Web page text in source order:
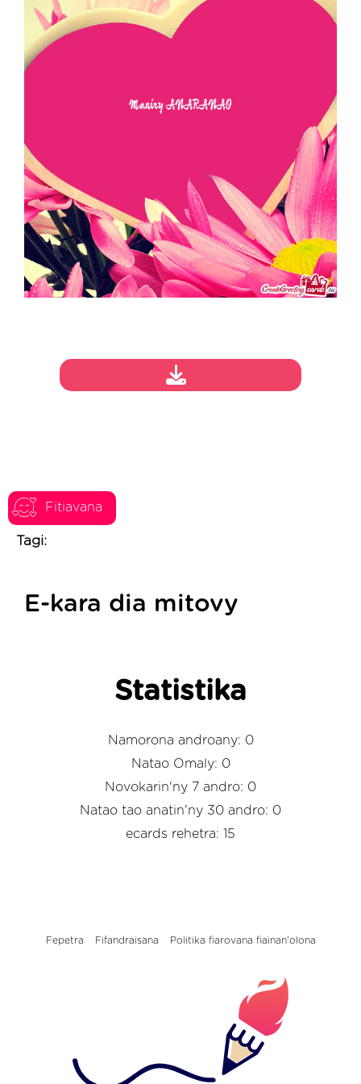
Fitiavana
Tagi:
E-kara dia mitovy
Statistika
Namorona androany: 0
Natao Omaly: 0
Novokarin'ny 7 andro: 0
Natao tao anatin'ny 30 andro: 0
ecards rehetra: 15
Fepetra Fifandraisana Politika fiarovana fiainan'olona